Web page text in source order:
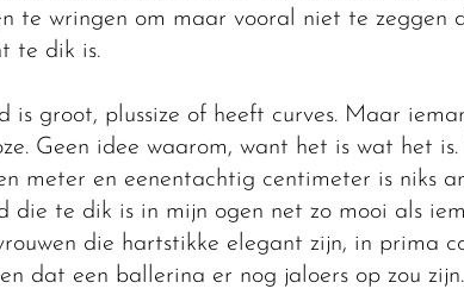
te wringen om maar vooral niet te zeggen
te dik is.
is groot, plussize of heeft curves. Maar
Geen idee waarom, want het is wat het
meter en eenentachtig centimeter is niks
die te dik is in mijn ogen net zo mooi als
die hartstikke elegant zijn, in prima
dat een ballerina er nog jaloers op zou